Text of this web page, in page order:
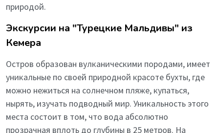
природой.
Экскурсии на "Турецкие Мальдивы" из
Кемера
Остров образован вулканическими породами, имеет
уникальные по своей природной красоте бухты, где
можно нежиться на солнечном пляже, купаться,
нырять, изучать подводный мир. Уникальность этого
места состоит в том, что вода абсолютно
прозрачная вплоть до глубины в 25 метров. На